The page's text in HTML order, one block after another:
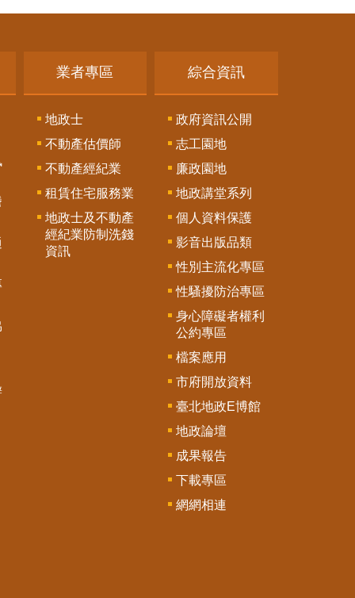
業者專區
地政士
不動產估價師
不動產經紀業
租賃住宅服務業
地政士及不動產
經紀業防制洗錢
資訊
綜合資訊
政府資訊公開
志工園地
廉政園地
地政講堂系列
個人資料保護
影音出版品類
性別主流化專區
性騷擾防治專區
身心障礙者權利
公約專區
檔案應用
市府開放資料
臺北地政E博館
地政論壇
成果報告
下載專區
網網相連